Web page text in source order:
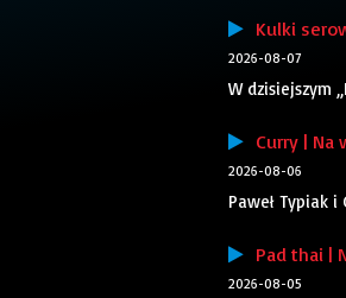
Kulki
2026-08-07
W dzisiejszym
Curry | Na
2026-08-06
Paweł Typiak
Pad thai |
2026-08-05